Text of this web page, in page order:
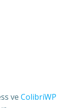
ve ColibriWP